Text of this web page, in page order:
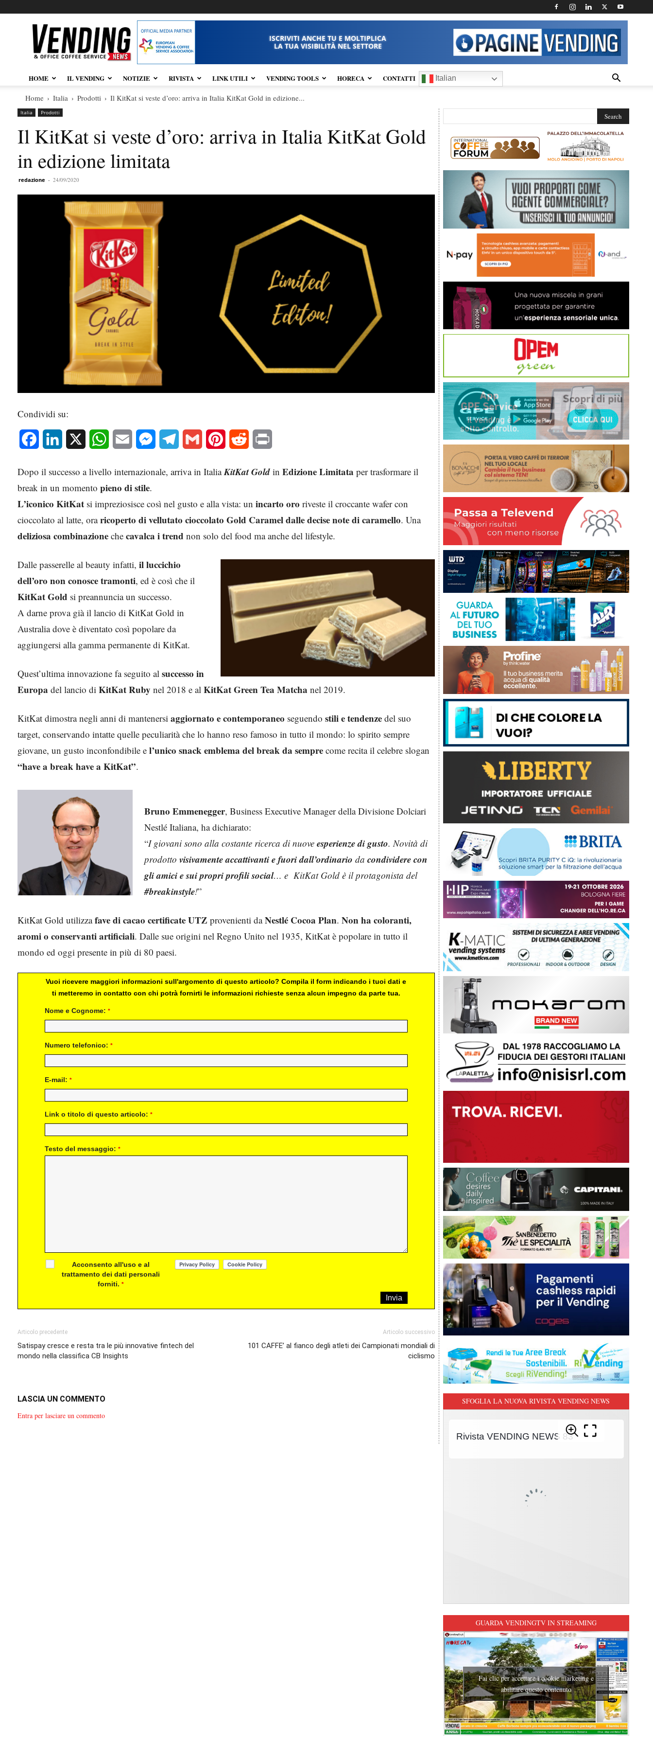
Vendingnews.it
ISCRIVITI ANCHE TU E MOLTIPLICA
LA TUA VISIBILITÀ NEL SETTORE
HOME IL VENDING NOTIZIE RIVISTA LINK UTILI VENDING TOOLS HORECA CONTATTI Italian
Home Italia Prodotti Il KitKat si veste d’oro: arriva in Italia KitKat Gold in edizione...
Italia Prodotti
Il KitKat si veste d’oro: arriva in Italia KitKat Gold
in edizione limitata
redazione - 24/09/2020
Condividi su:
Facebook LinkedIn WhatsAppEmail MessengerTelegram Gmail Pinterest Reddit
Dopo il successo a livello internazionale, arriva in ItaliaKitKat Gold in Edizione Limitata per trasformare il
break in un momento pieno di stile.
L’iconico KitKat si impreziosisce così nel gusto e alla vista: un incarto oro riveste il croccante wafer con
cioccolato al latte, oraricoperto di vellutato cioccolato Gold Caramel dalle decise note di caramello. Una
deliziosa combinazione che cavalca i trend non solo del food ma anche del lifestyle.
Dalle passerelle al beauty infatti, il luccichio
dell’oro non conosce tramonti, ed è così che il
KitKat Gold si preannuncia un successo.
A darne prova già il lancio di KitKat Gold in
Australia dove è diventato così popolare da
aggiungersi alla gamma permanente di KitKat.
Quest’ultima innovazione fa seguito al successo in
Europa del lancio di KitKat Ruby nel 2018 e al KitKat Green Tea Matcha nel 2019.
KitKat dimostra negli anni di mantenersi aggiornato e contemporaneo seguendo stili e tendenze del suo
target, conservando intatte quelle peculiarità che lo hanno reso famoso in tutto il mondo: lo spirito sempre
giovane, un gusto inconfondibile e l’unico snack emblema del break da sempre come recita il celebre slogan
“have a break have a KitKat”.
Bruno Emmenegger, Business Executive Manager della Divisione Dolciari
Nestlé Italiana, ha dichiarato:
“I giovani sono alla costante ricerca di nuove esperienze di gusto. Novità di
prodotto visivamente accattivanti e fuori dall’ordinario da condividere con
gli amici e sui propri profili social… e KitKat Gold è il protagonista del
#breakinstyle!”
KitKat Gold utilizzafave di cacao certificate UTZ provenienti daNestlé Cocoa Plan. Non ha coloranti,
aromi o conservanti artificiali. Dalle sue origini nel Regno Unito nel 1935, KitKat è popolare in tutto il
mondo ed oggi presente in più di 80 paesi.
Vuoi ricevere maggiori informazioni sull'argomento di questo articolo? Compila il form indicando i tuoi dati e
ti metteremo in contatto con chi potrà fornirti le informazioni richieste senza alcun impegno da parte tua.
Nome e Cognome: *
Numero telefonico: *
E-mail: *
Link o titolo di questo articolo: *
Testo del messaggio: *
Acconsento all'uso e al
trattamento dei dati personali
forniti.*
Articolo precedente
Satispay cresce e resta tra le più innovative fintech del
mondo nella classifica CB Insights
Articolo successivo
101 CAFFE’ al fianco degli atleti dei Campionati mondiali di
ciclismo
LASCIA UN COMMENTO
Entra per lasciare un commento
SFOGLIA LA NUOVA RIVISTA VENDING NEWS
GUARDA VENDINGTV IN STREAMING
Fai clic per accettare i cookie marketing e
abilitare questo contenuto